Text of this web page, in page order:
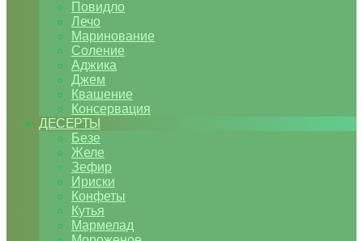
Повидло
Лечо
Маринование
Соление
Аджика
Джем
Квашение
Консервация
ДЕСЕРТЫ
Безе
Желе
Зефир
Ириски
Конфеты
Кутья
Мармелад